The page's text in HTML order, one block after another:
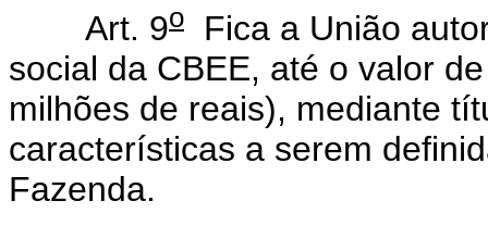
Art. 9o Fica a União
social da CBEE, até o valor
milhões de reais), mediante
características a serem
Fazenda.